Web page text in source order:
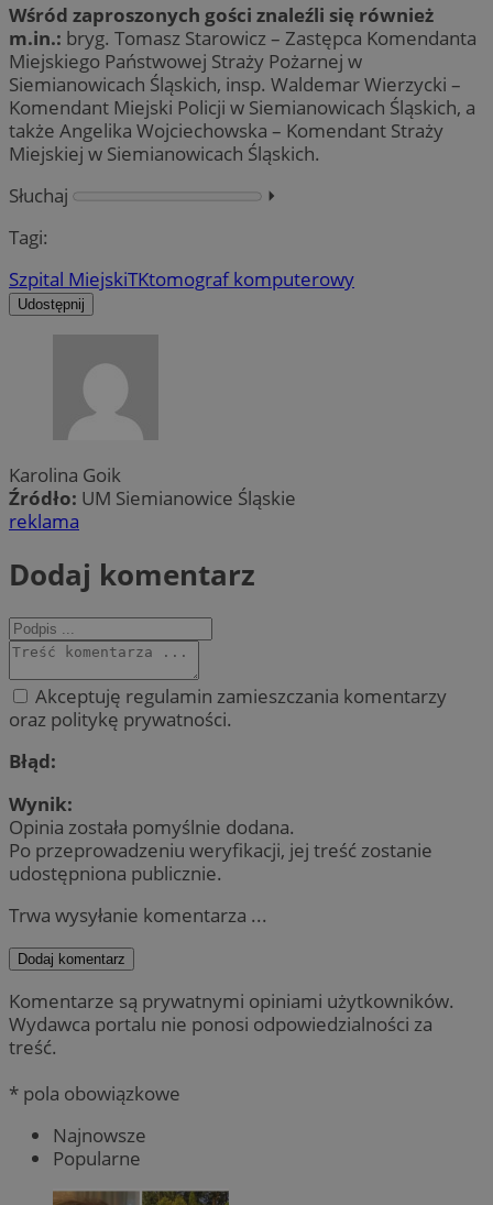
Wśród zaproszonych gości znaleźli się również
m.in.: bryg. Tomasz Starowicz – Zastępca Komendanta
Miejskiego Państwowej Straży Pożarnej w
Siemianowicach Śląskich, insp. Waldemar Wierzycki –
Komendant Miejski Policji w Siemianowicach Śląskich, a
także Angelika Wojciechowska – Komendant Straży
Miejskiej w Siemianowicach Śląskich.
Słuchaj
⏵︎
Tagi:
Szpital MiejskiTKtomograf komputerowy
Udostępnij
Karolina Goik
Źródło: UM Siemianowice Śląskie
reklama
Dodaj komentarz
Akceptuję regulamin zamieszczania komentarzy
oraz politykę prywatności.
Błąd:
Wynik:
Opinia została pomyślnie dodana.
Po przeprowadzeniu weryfikacji, jej treść zostanie
udostępniona publicznie.
Trwa wysyłanie komentarza ...
Dodaj komentarz
Komentarze są prywatnymi opiniami użytkowników.
Wydawca portalu nie ponosi odpowiedzialności za
treść.
* pola obowiązkowe
Najnowsze
Popularne